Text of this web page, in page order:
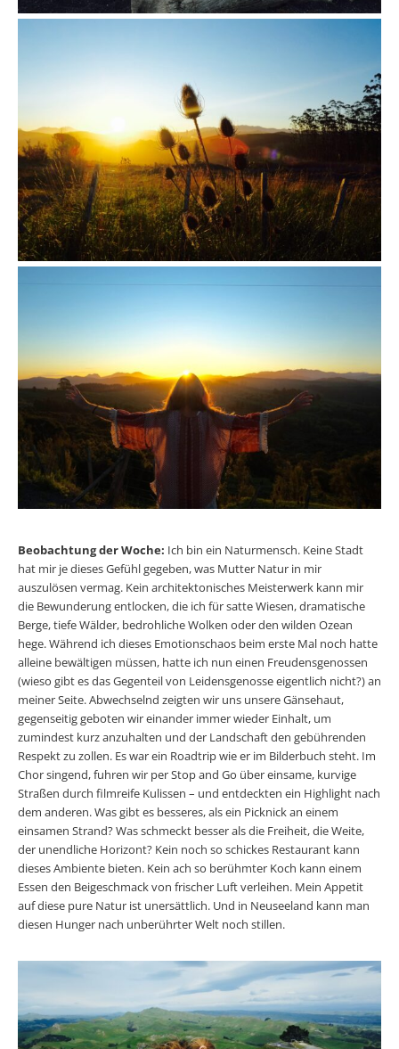
Beobachtung der Woche: Ich bin ein Naturmensch. Keine Stadt
hat mir je dieses Gefühl gegeben, was Mutter Natur in mir
auszulösen vermag. Kein architektonisches Meisterwerk kann mir
die Bewunderung entlocken, die ich für satte Wiesen, dramatische
Berge, tiefe Wälder, bedrohliche Wolken oder den wilden Ozean
hege. Während ich dieses Emotionschaos beim erste Mal noch hatte
alleine bewältigen müssen, hatte ich nun einen Freudensgenossen
(wieso gibt es das Gegenteil von Leidensgenosse eigentlich nicht?) an
meiner Seite. Abwechselnd zeigten wir uns unsere Gänsehaut,
gegenseitig geboten wir einander immer wieder Einhalt, um
zumindest kurz anzuhalten und der Landschaft den gebührenden
Respekt zu zollen. Es war ein Roadtrip wie er im Bilderbuch steht. Im
Chor singend, fuhren wir per Stop and Go über einsame, kurvige
Straßen durch filmreife Kulissen – und entdeckten ein Highlight nach
dem anderen. Was gibt es besseres, als ein Picknick an einem
einsamen Strand? Was schmeckt besser als die Freiheit, die Weite,
der unendliche Horizont? Kein noch so schickes Restaurant kann
dieses Ambiente bieten. Kein ach so berühmter Koch kann einem
Essen den Beigeschmack von frischer Luft verleihen. Mein Appetit
auf diese pure Natur ist unersättlich. Und in Neuseeland kann man
diesen Hunger nach unberührter Welt noch stillen.